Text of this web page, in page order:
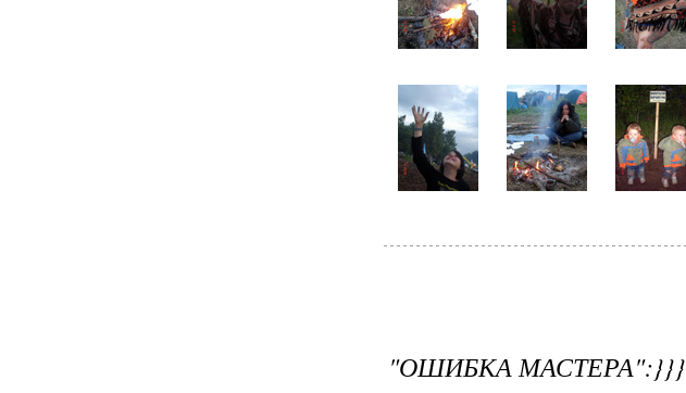
"ОШИБКА МАСТЕРА":}}}